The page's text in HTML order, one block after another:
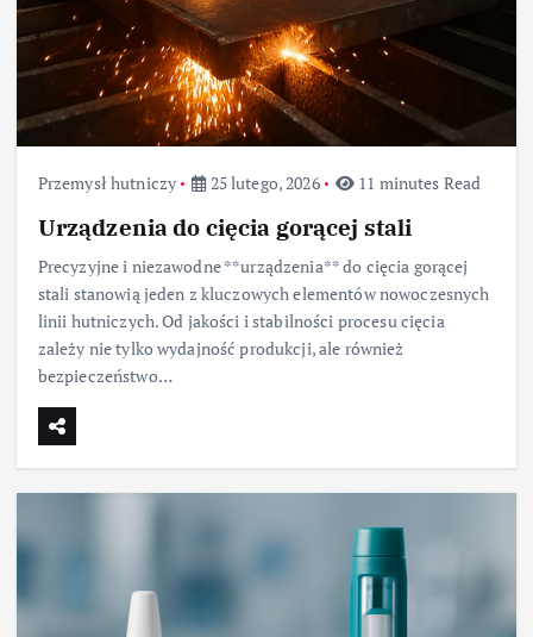
Przemysł hutniczy 25 lutego, 2026 11 minutes Read
Urządzenia do cięcia gorącej stali
Precyzyjne i niezawodne **urządzenia** do cięcia gorącej
stali stanowią jeden z kluczowych elementów nowoczesnych
linii hutniczych. Od jakości i stabilności procesu cięcia
zależy nie tylko wydajność produkcji, ale również
bezpieczeństwo…